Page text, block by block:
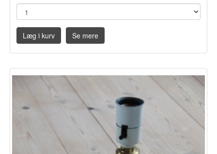
Læg i kurv Se mere